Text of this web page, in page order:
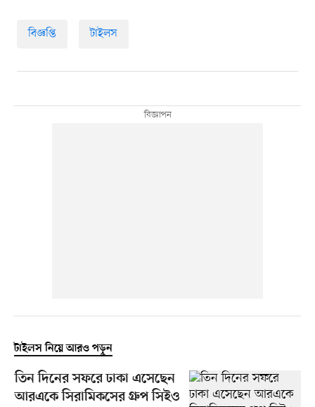
বিজ্ঞপ্তি টাইলস
টাইলস নিয়ে আরও পড়ুন
তিন দিনের সফরে ঢাকা এসেছেন
আরএকে সিরামিকসের গ্রুপ সিইও